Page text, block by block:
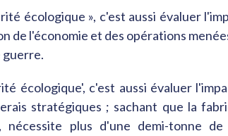
écologique », c'est aussi évaluer
de l'économie et des opérations
guerre.
écologique', c'est aussi évaluer
stratégiques ; sachant que la
nécessite plus d'une demi-tonne